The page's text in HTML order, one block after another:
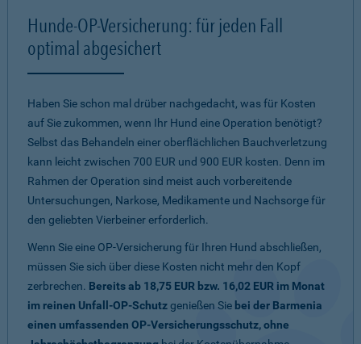
Hunde-OP-Versicherung: für jeden Fall
optimal abgesichert
Haben Sie schon mal drüber nachgedacht, was für Kosten
auf Sie zukommen, wenn Ihr Hund eine Operation benötigt?
Selbst das Behandeln einer oberflächlichen Bauchverletzung
kann leicht zwischen 700 EUR und 900 EUR kosten. Denn im
Rahmen der Operation sind meist auch vorbereitende
Untersuchungen, Narkose, Medikamente und Nachsorge für
den geliebten Vierbeiner erforderlich.
Wenn Sie eine OP-Versicherung für Ihren Hund abschließen,
müssen Sie sich über diese Kosten nicht mehr den Kopf
zerbrechen. Bereits ab 18,75 EUR bzw. 16,02 EUR im Monat
im reinen Unfall-OP-Schutzgenießen Sie bei der Barmenia
einen umfassenden OP-Versicherungsschutz, ohne